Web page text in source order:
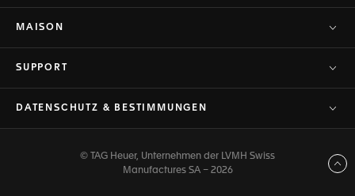
MAISON
SUPPORT
DATENSCHUTZ & BESTIMMUNGEN
© TAG Heuer, Unternehmen der LVMH Swiss
Manufactures SA – 2026
Zurück nach oben